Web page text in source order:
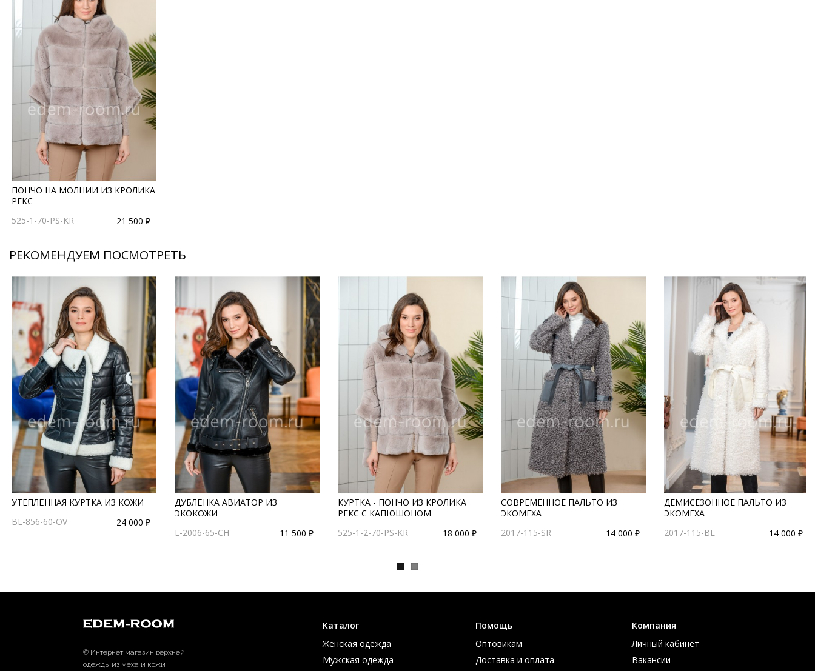
ПОНЧО НА МОЛНИИ ИЗ КРОЛИКА
РЕКС
525-1-70-PS-KR
21 500 ₽
РЕКОМЕНДУЕМ ПОСМОТРЕТЬ
УТЕПЛЁННАЯ КУРТКА ИЗ КОЖИ
BL-856-60-OV
24 000 ₽
ДУБЛЁНКА АВИАТОР ИЗ
ЭКОКОЖИ
L-2006-65-CH
11 500 ₽
КУРТКА - ПОНЧО ИЗ КРОЛИКА
РЕКС С КАПЮШОНОМ
525-1-2-70-PS-KR
18 000 ₽
СОВРЕМЕННОЕ ПАЛЬТО ИЗ
ЭКОМЕХА
2017-115-SR
14 000 ₽
ДЕМИСЕЗОННОЕ ПАЛЬТО ИЗ
ЭКОМЕХА
2017-115-BL
14 000 ₽
© Интернет магазин верхней
одежды из меха и кожи
Каталог
Женская одежда
Мужская одежда
Помощь
Оптовикам
Доставка и оплата
Компания
Личный кабинет
Вакансии